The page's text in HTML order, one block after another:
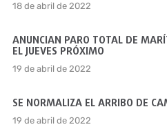
18 de abril de 2022
ANUNCIAN PARO TOTAL DE
EL JUEVES PRÓXIMO
19 de abril de 2022
SE NORMALIZA EL ARRIBO DE
19 de abril de 2022